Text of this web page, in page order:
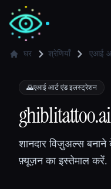
✍️लेखक
💻
🎓 विद्यार्थी
घर श्रेणियाँ एआई
🌄एआई आर्ट एंड इलस्ट्रेशन
ghiblitattoo.ai
शानदार विज़ुअल्स
फ़्यूज़न का इस्तेमाल करें.